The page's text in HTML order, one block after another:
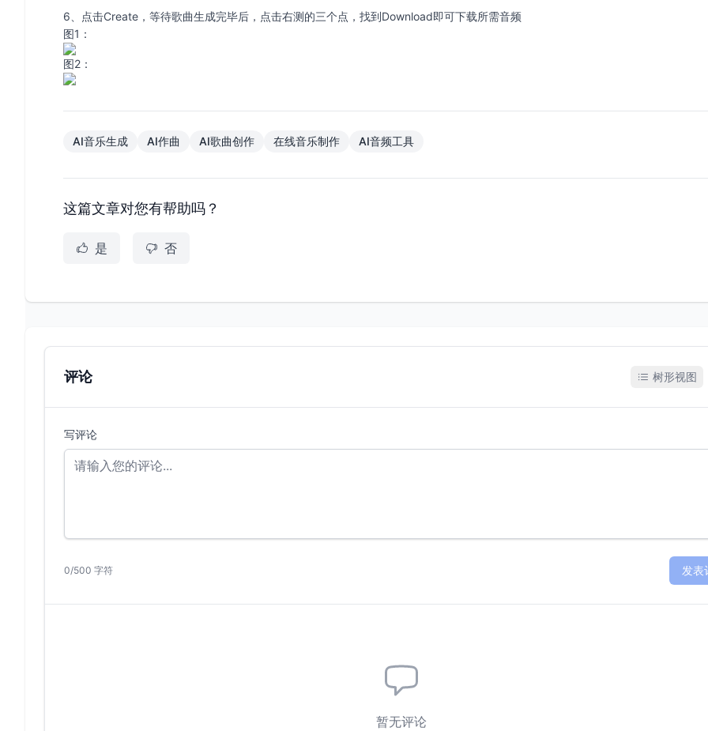
6、点击Create，等待歌曲生成完毕后，点击右测的三个点，找到Download即可下载所需音频
图1：
图2：
AI音乐生成 AI作曲 AI歌曲创作 在线音乐制作 AI音频工具
这篇文章对您有帮助吗？
是 否
评论 树形视图
写评论
0/500 字符 发表
暂无评论